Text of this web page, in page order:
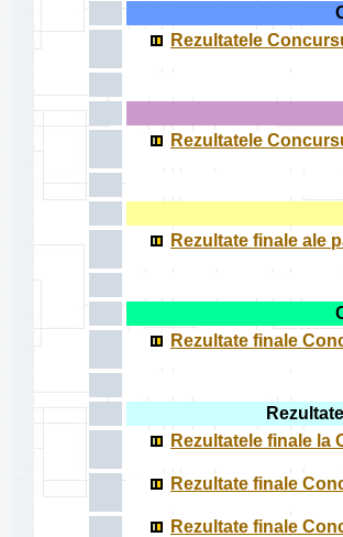
Rezultatele
Rezultatele
Rezultate finale ale
Rezultate finale
Rezultatele finale la
Rezultate finale
Rezultate finale